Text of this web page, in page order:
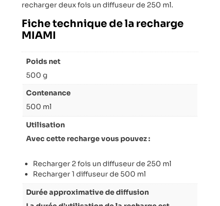
recharger deux fois un diffuseur de 250 ml.
Fiche technique de la recharge
MIAMI
Poids net
500 g
Contenance
500 ml
Utilisation
Avec cette recharge vous pouvez :
Recharger 2 fois un diffuseur de 250 ml
Recharger 1 diffuseur de 500 ml
Durée approximative de diffusion